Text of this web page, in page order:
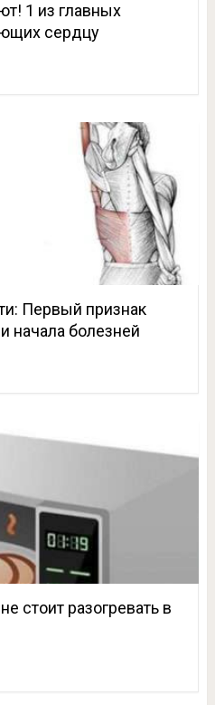
1 из главных
сердцу
Первый признак
начала болезней
стоит разогревать в